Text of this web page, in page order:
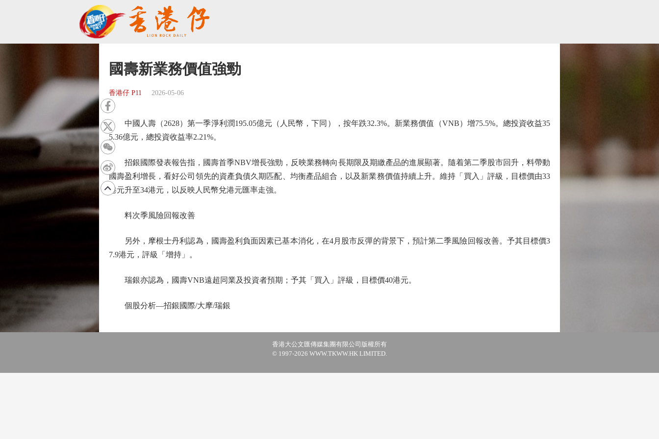
國壽新業務價值強勁
香港仔 P11 2026-05-06
中國人壽（2628）第一季淨利潤195.05億元（人民幣，下同），按年跌32.3%。新業務價值（VNB）增75.5%。總投資收益35
5.36億元，總投資收益率2.21%。
招銀國際發表報告指，國壽首季NBV增長強勁，反映業務轉向長期限及期繳產品的進展顯著。隨着第二季股市回升，料帶動
國壽盈利增長，看好公司領先的資產負債久期匹配、均衡產品組合，以及新業務價值持續上升。維持「買入」評級，目標價由33
港元升至34港元，以反映人民幣兌港元匯率走強。
料次季風險回報改善
另外，摩根士丹利認為，國壽盈利負面因素已基本消化，在4月股市反彈的背景下，預計第二季風險回報改善。予其目標價3
7.9港元，評級「增持」。
瑞銀亦認為，國壽VNB遠超同業及投資者預期；予其「買入」評級，目標價40港元。
個股分析—招銀國際/大摩/瑞銀
香港大公文匯傳媒集團有限公司版權所有
© 1997-2026 WWW.TKWW.HK LIMITED.